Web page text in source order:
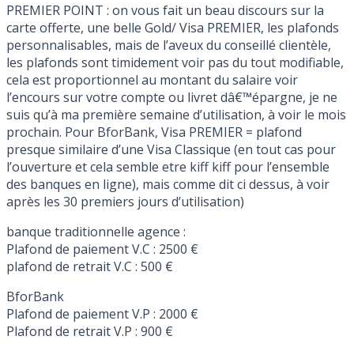
PREMIER POINT : on vous fait un beau discours sur la
carte offerte, une belle Gold/ Visa PREMIER, les plafonds
personnalisables, mais de l’aveux du conseillé clientèle,
les plafonds sont timidement voir pas du tout modifiable,
cela est proportionnel au montant du salaire voir
l’encours sur votre compte ou livret dâ€™épargne, je ne
suis qu’à ma première semaine d’utilisation, à voir le mois
prochain. Pour BforBank, Visa PREMIER = plafond
presque similaire d’une Visa Classique (en tout cas pour
l’ouverture et cela semble etre kiff kiff pour l’ensemble
des banques en ligne), mais comme dit ci dessus, à voir
après les 30 premiers jours d’utilisation)
banque traditionnelle agence :
Plafond de paiement V.C : 2500 €
plafond de retrait V.C : 500 €
BforBank
Plafond de paiement V.P : 2000 €
Plafond de retrait V.P : 900 €